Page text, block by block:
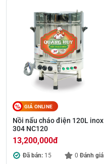
GIÁ ONLINE
Nồi nấu cháo điện 120L inox
304 NC120
13,200,000đ
Đã bán: 15 0 Đánh giá